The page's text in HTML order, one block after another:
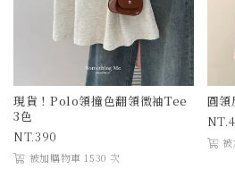
現貨！Polo領撞色翻領微袖Tee
3色
390
被加購物車 1530 次
圓領